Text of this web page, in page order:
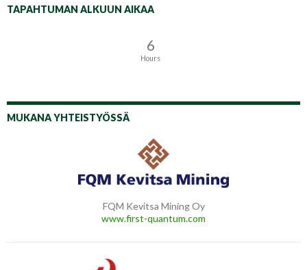
TAPAHTUMAN ALKUUN AIKAA
6
Hours
MUKANA YHTEISTYÖSSÄ
FQM Kevitsa Mining Oy
www.first-quantum.com